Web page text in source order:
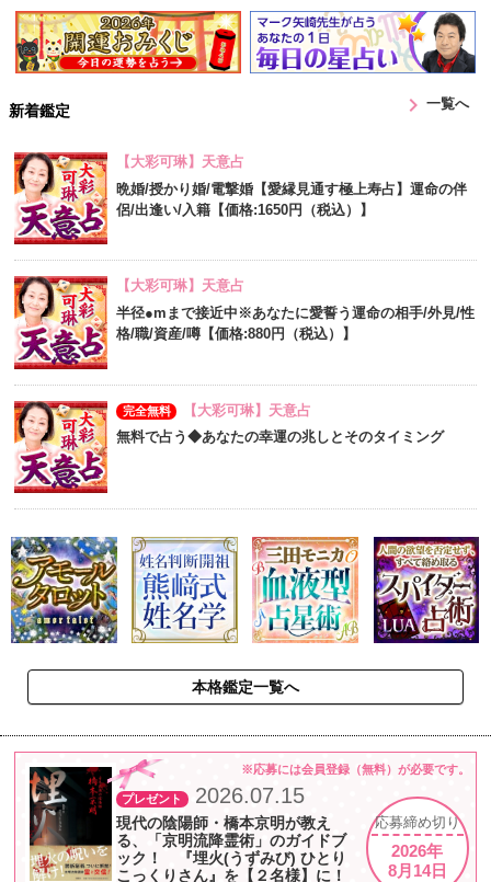
新着鑑定 chevron_right一覧へ
【大彩可琳】天意占
晩婚/授かり婚/電撃婚【愛縁見通す極上寿占】運命の伴
侶/出逢い/入籍【価格:1650円（税込）】
【大彩可琳】天意占
半径●mまで接近中※あなたに愛誓う運命の相手/外見/性
格/職/資産/噂【価格:880円（税込）】
完全無料
【大彩可琳】天意占
無料で占う◆あなたの幸運の兆しとそのタイミング
本格鑑定一覧へ
※応募には会員登録（無料）が必要です。
プレゼント 2026.07.15
現代の陰陽師・橋本京明が教え
る、「京明流降霊術」のガイドブ
ック！ 『埋火(うずみび) ひとり
こっくりさん』を【２名様】に！
応募締め切り
2026年
8月14日